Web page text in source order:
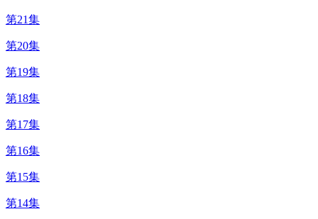
第21集
第20集
第19集
第18集
第17集
第16集
第15集
第14集